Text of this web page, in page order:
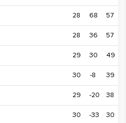
28 68 57
28 36 57
29 30 49
30 -8 39
29 -20 38
30 -33 30